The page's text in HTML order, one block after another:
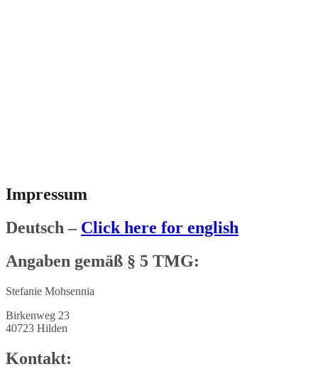
Impressum
Deutsch – Click here for english
Angaben gemäß § 5 TMG:
Stefanie Mohsennia
Birkenweg 23
40723 Hilden
Kontakt: